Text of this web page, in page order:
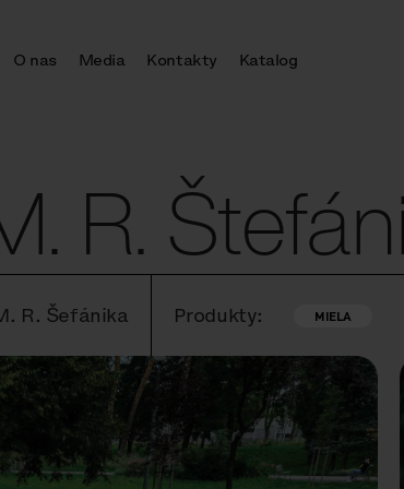
O nas Media Kontakty Katalog
R.
R. Šefánika Produkty: MIELA